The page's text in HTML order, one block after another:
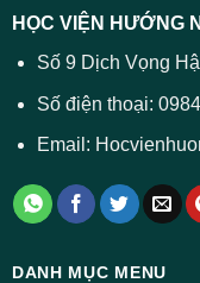
HỌC VIỆN HƯỚNG
Số 9 Dịch Vọng
Số điện thoại:
Email:
DANH MỤC MENU